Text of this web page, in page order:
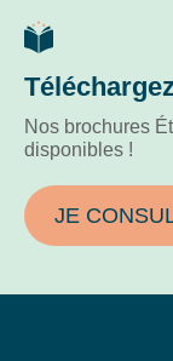
Nos brochures
disponibles !
JE